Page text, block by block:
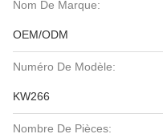
Nom De Marque:
OEM/ODM
Numéro De Modèle:
KW266
Nombre De Pièces: